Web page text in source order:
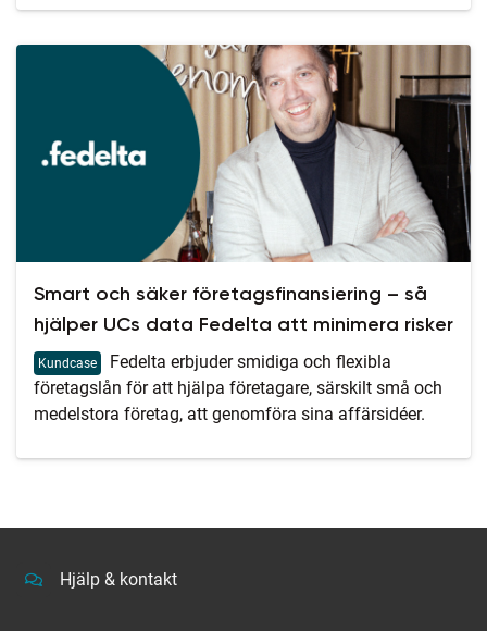
Smart och säker företagsfinansiering – så
hjälper UCs data Fedelta att minimera risker
Kundcase
Fedelta erbjuder smidiga och flexibla
företagslån för att hjälpa företagare, särskilt små och
medelstora företag, att genomföra sina affärsidéer.
Hjälp & kontakt